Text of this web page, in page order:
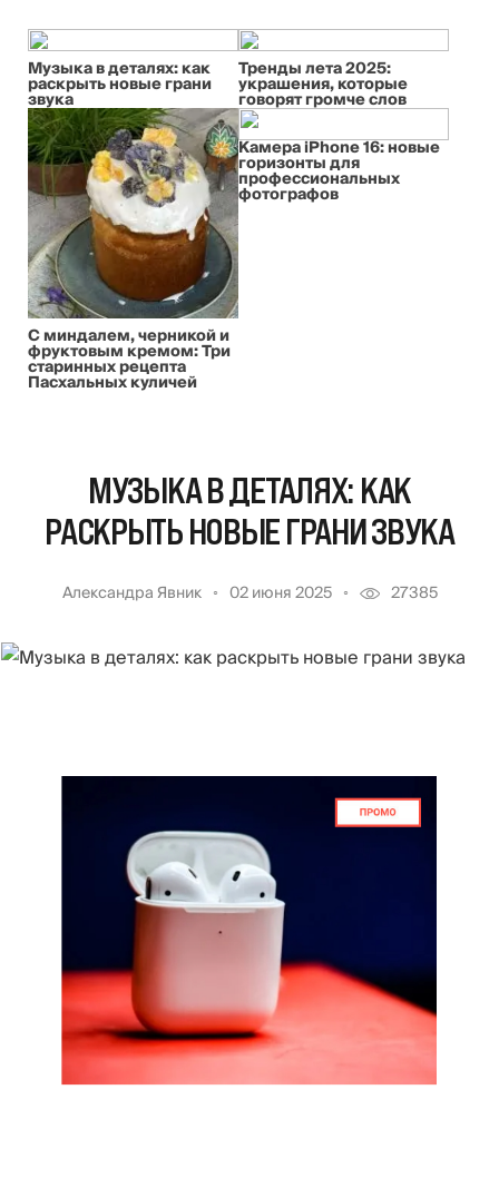
Музыка в деталях: как
раскрыть новые грани
звука
Тренды лета 2025:
украшения, которые
говорят громче слов
С миндалем, черникой и
фруктовым кремом: Три
старинных рецепта
Пасхальных куличей
Камера iPhone 16: новые
горизонты для
профессиональных
фотографов
МУЗЫКА В ДЕТАЛЯХ: КАК
РАСКРЫТЬ НОВЫЕ ГРАНИ ЗВУКА
Александра Явник 02 июня 2025 27385